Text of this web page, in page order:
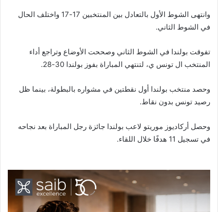
وانتهى الشوط الأول بالتعادل بين المنتخبين 17-17 واختلف الحال
في الشوط الثاني.
تفوقت بولندا في الشوط الثاني وصححت الأوضاع وتراجع أداء
المنتخب ال تونس ي، لتنتهي المباراة بفوز بولندا 30-28.
وحصد منتخب بولندا أول نقطتين في مشواره بالبطولة، بينما ظل
رصيد تونس بدون نقاط.
وحصل أركاديوز موريتو لاعب بولندا جائزة رجل المباراة بعد نجاحه
في تسجيل 11 هدفًا خلال اللقاء.